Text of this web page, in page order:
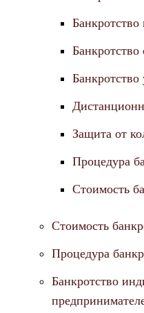
Банкротство
Защита от
Процедура
Стоимость
Стоимость
Процедура
Банкротство